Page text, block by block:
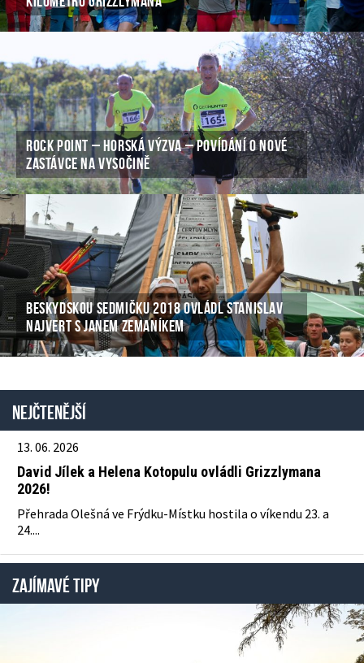
ROCK POINT – HORSKÁ VÝZVA – POVÍDÁNÍ O NOVÉ
ZASTÁVCE NA VYSOČINĚ
BESKYDSKOU SEDMIČKU 2018 OVLÁDL STANISLAV
NAJVERT S JANEM ZEMANÍKEM
Nejčtenější
13. 06. 2026
David Jílek a Helena Kotopulu ovládli Grizzlymana
2026!
Přehrada Olešná ve Frýdku-Místku hostila o víkendu 23. a
24....
ZAJÍMAVÉ TIPY